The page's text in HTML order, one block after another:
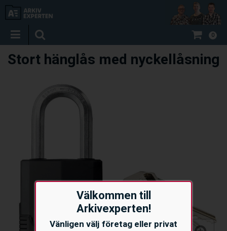
Välkommen till
Arkivexperten!
Vänligen välj företag eller privat
0
Stort hänglås med nyckellåsning